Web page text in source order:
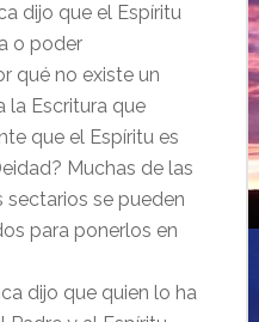
dijo que el Espíritu
o poder
qué no existe un
la Escritura que
que el Espíritu es
Muchas de las
se pueden
para ponerlos en
dijo que quien lo ha